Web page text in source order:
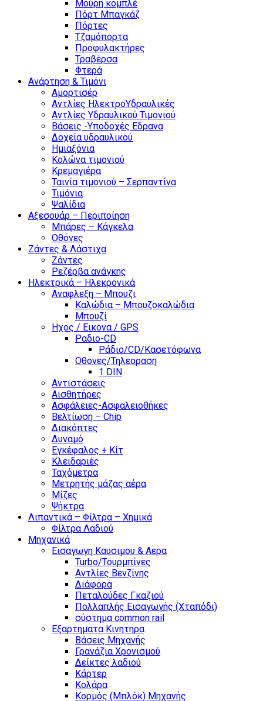
Μούρη κομπλέ
Πόρτ Μπαγκάζ
Πόρτες
Τζαμόπορτα
Προφυλακτήρες
Τραβέρσα
Φτερά
Ανάρτηση & Τιμόνι
Αμορτισέρ
Αντλίες ΗλεκτροΥδραυλικές
Αντλίες Υδραυλικού Τιμονιού
Βάσεις -Υποδοχές Εδρανα
Δοχεία υδραυλικού
Ημιαξόνια
Κολώνα τιμονιού
Κρεμαγιέρα
Ταινία τιμονιού – Σερπαντίνα
Τιμόνια
Ψαλίδια
Αξεσουάρ – Περιποίηση
Μπάρες – Κάγκελα
Οθόνες
Ζάντες & Λάστιχα
Ζάντες
Ρεζέρβα ανάγκης
Ηλεκτρικά – Ηλεκρονικά
Αναφλεξη – Μπουζι
Καλώδια – Μπουζοκαλώδια
Μπουζί
Ηχος / Εικονα / GPS
Ραδιο-CD
Ράδιο/CD/Κασετόφωνα
Οθονες/Τηλεοραση
1 DIN
Αντιστάσεις
Αισθητήρες
Ασφάλειες-Ασφαλειοθήκες
Βελτίωση – Chip
Διακόπτες
Δυναμό
Εγκέφαλος + Κίτ
Κλειδαριές
Ταχόμετρα
Μετρητής μάζας αέρα
Μίζες
Ψήκτρα
Λιπαντικά – Φίλτρα – Χημικά
Φίλτρα Λαδιού
Μηχανικά
Εισαγωγη Καυσιμου & Αερα
Turbo/Τουρμπίνες
Αντλίες Βενζίνης
Διάφορα
Πεταλούδες Γκαζιού
Πολλαπλής Εισαγωγής (Χταπόδι)
σύστημα common rail
Εξαρτηματα Κινητηρα
Βάσεις Μηχανής
Γρανάζια Χρονισμού
Δείκτες λαδιού
Κάρτερ
Κολάρα
Κορμός (Μπλόκ) Μηχανής